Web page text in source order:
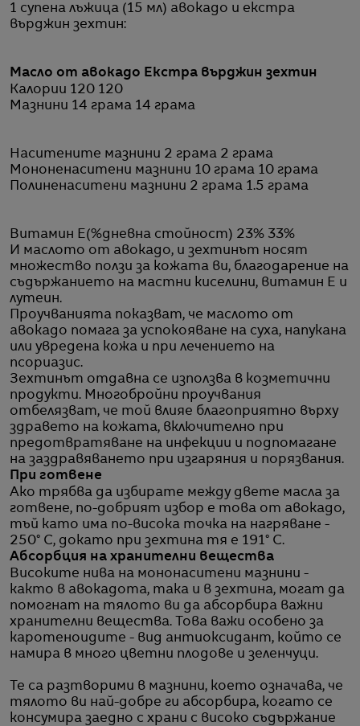
1 супена лъжица (15 мл) авокадо и екстра
върджин зехтин:
Масло от авокадо Екстра върджин зехтин
Калории 120 120
Мазнини 14 грама 14 грама
Наситените мазнини 2 грама 2 грама
Мононенаситени мазнини 10 грама 10 грама
Полиненаситени мазнини 2 грама 1.5 грама
Витамин Е(%дневна стойност) 23% 33%
И маслото от авокадо, и зехтинът носят
множество ползи за кожата ви, благодарение на
съдържанието на мастни киселини, витамин Е и
лутеин.
Проучванията показват, че маслото от
авокадо помага за успокояване на суха, напукана
или увредена кожа и при лечението на
псориазис.
Зехтинът отдавна се използва в козметични
продукти. Многобройни проучвания
отбелязват, че той влияе благоприятно върху
здравето на кожата, включително при
предотвратяване на инфекции и подпомагане
на заздравяването при изгаряния и порязвания.
При готвене
Ако трябва да избирате между двете масла за
готвене, по-добрият избор е това от авокадо,
тъй като има по-висока точка на нагряване -
250° C, докато при зехтина тя е 191° C.
Абсорбция на хранителни вещества
Високите нива на мононаситени мазнини -
както в авокадота, така и в зехтина, могат да
помогнат на тялото ви да абсорбира важни
хранителни вещества. Това важи особено за
каротеноидите - вид антиоксидант, който се
намира в много цветни плодове и зеленчуци.
Те са разтворими в мазнини, което означава, че
тялото ви най-добре ги абсорбира, когато се
консумира заедно с храни с високо съдържание